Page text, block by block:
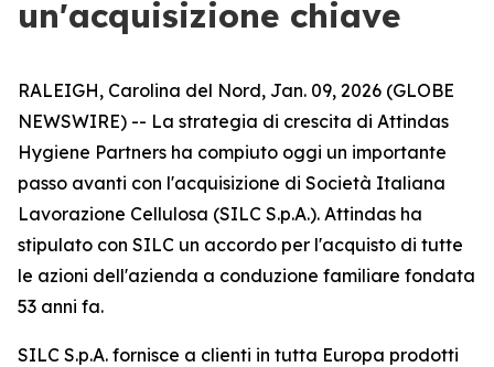
un'acquisizione chiave
RALEIGH, Carolina del Nord, Jan. 09, 2026 (GLOBE
NEWSWIRE) -- La strategia di crescita di Attindas
Hygiene Partners ha compiuto oggi un importante
passo avanti con l'acquisizione di Società Italiana
Lavorazione Cellulosa (SILC S.p.A.). Attindas ha
stipulato con SILC un accordo per l'acquisto di tutte
le azioni dell'azienda a conduzione familiare fondata
53 anni fa.
SILC S.p.A. fornisce a clienti in tutta Europa prodotti